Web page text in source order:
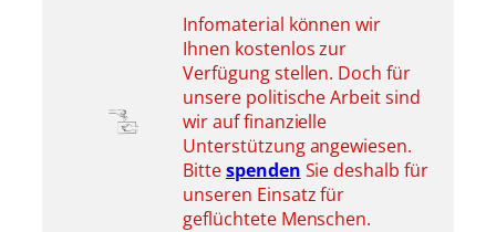
Infomaterial können wir
Ihnen kostenlos zur
Verfügung stellen. Doch für
unsere politische Arbeit sind
wir auf finanzielle
Unterstützung angewiesen.
Bittespenden Sie deshalb für
unseren Einsatz für
geflüchtete Menschen.